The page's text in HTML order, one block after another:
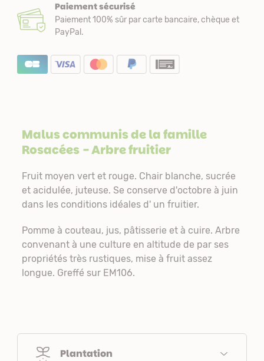
Paiement sécurisé
Paiement 100% sûr par carte bancaire, chèque et
PayPal.
Malus communis de la famille
Rosacées- Arbre fruitier
Fruit moyen vert et rouge. Chair blanche, sucrée
et acidulée, juteuse. Se conserve d'octobre à juin
dans les conditions idéales d' un fruitier.
Pomme à couteau, jus, pâtisserie et à cuire. Arbre
convenant à une culture en altitude de par ses
propriétés très rustiques, mise à fruit assez
longue. Greffé sur EM106.
Plantation